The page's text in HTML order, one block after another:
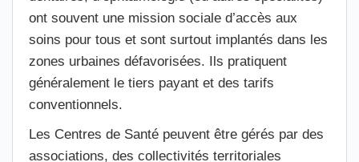
ont souvent une mission sociale d’accès aux
soins pour tous et sont surtout implantés dans les
zones urbaines défavorisées. Ils pratiquent
généralement le tiers payant et des tarifs
conventionnels.
Les Centres de Santé peuvent être gérés par des
associations, des collectivités territoriales